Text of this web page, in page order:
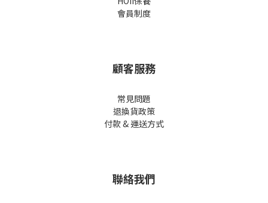
會員制度
顧客服務
常見問題
退換貨政策
付款 & 運送方式
聯絡我們